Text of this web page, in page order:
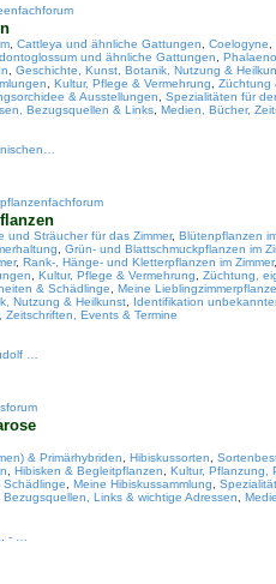
Cattleya und ähnliche Gattungen Coelogyne
und ähnliche Gattungen
Geschichte, Kunst, Botanik, Nutzung &
Kultur, Pflege & Vermehrung
Züchtung
& Ausstellungen
Spezialitäten für
Bezugsquellen & Links Medien, Bücher,
und Sträucher für das Zimmer, Blütenpflanzen
Grün- und Blattschmuckpflanzen im
, Rank-, Hänge- und Kletterpflanzen im Zimmer
Kultur, Pflege & Vermehrung
Züchtung,
& Schädlinge
Meine
Nutzung & Heilkunst
Identifikation
Zeitschriften, Events & Termine
…
& Primärhybriden Hibiskussorten
Hibisken & Begleitpflanzen
Kultur, Pflanzung,
Meine Hibiskussammlung
Bezugsquellen, Links & wichtige Adressen
- …